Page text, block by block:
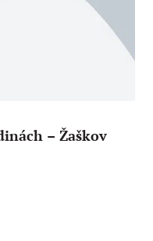
– Žaškov